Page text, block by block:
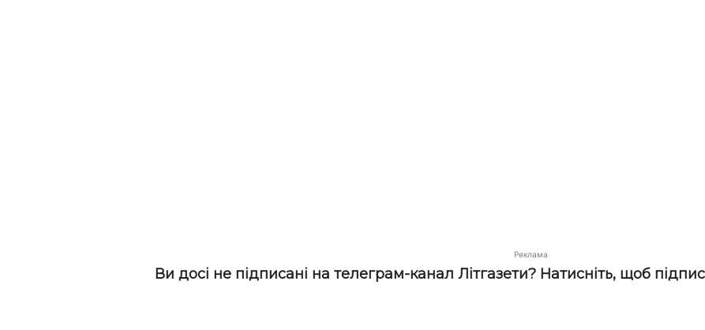
Реклама
Ви досі не підписані на телеграм-канал Літгазети? Натисніть, щоб